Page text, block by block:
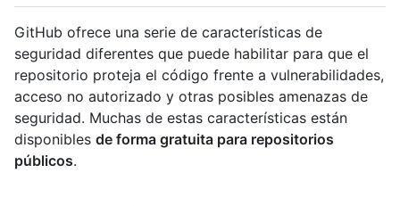
GitHub ofrece una serie de características de
seguridad diferentes que puede habilitar para que el
repositorio proteja el código frente a vulnerabilidades,
acceso no autorizado y otras posibles amenazas de
seguridad. Muchas de estas características están
disponibles de forma gratuita para repositorios
públicos.